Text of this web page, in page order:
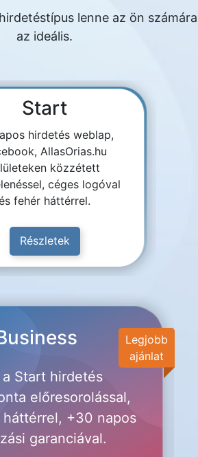
lenne az ön számára
az ideális.
Start
hirdetés weblap,
AllasOrias.hu
közzétett
céges logóval
fehér háttérrel.
Részletek
Legjobb
ajánlat
Start hirdetés
előresorolással,
+30 napos
garanciával.